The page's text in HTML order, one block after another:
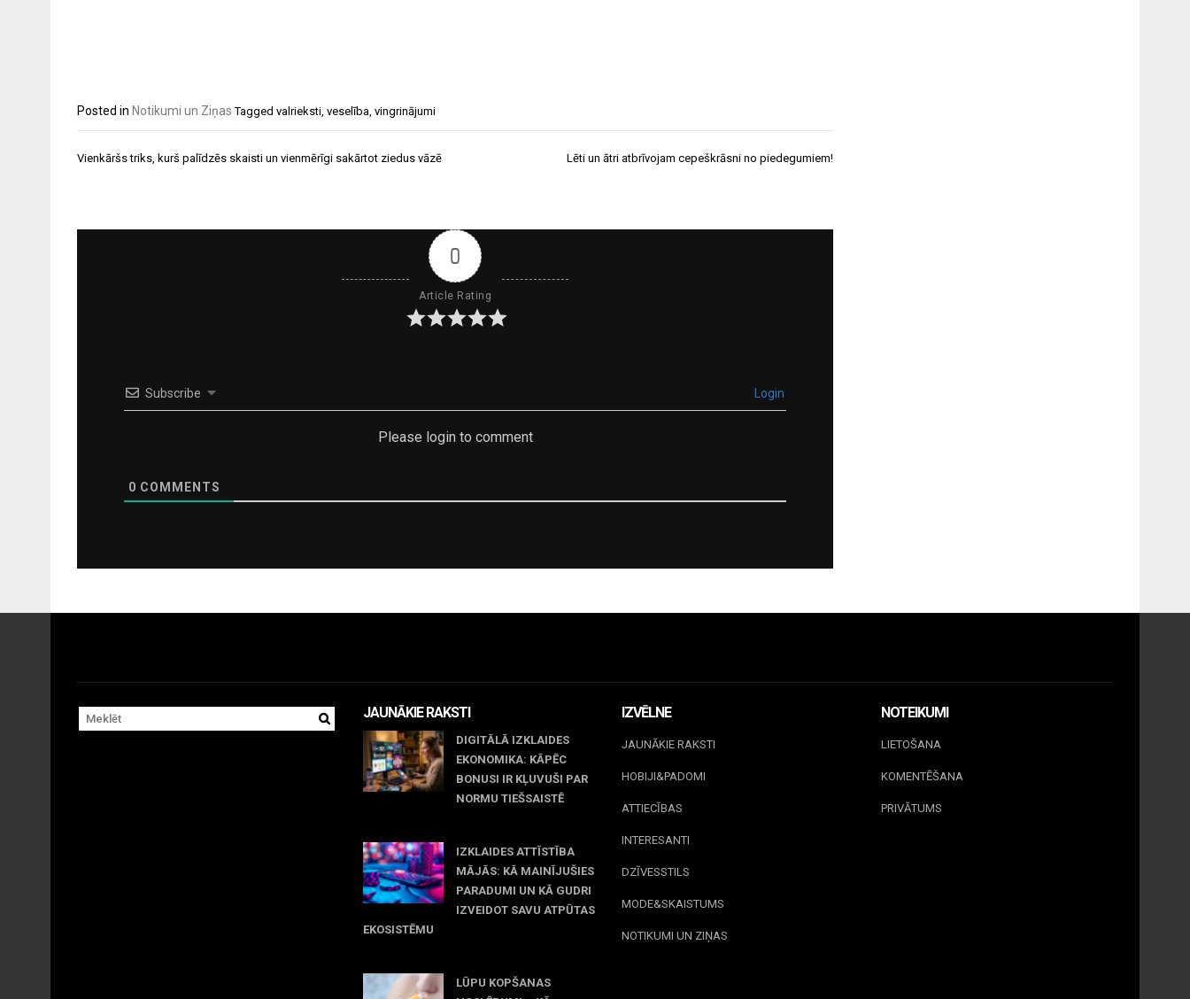
Posted in Notikumi un Ziņas Tagged valrieksti, veselība, vingrinājumi
Ziņu
Vienkāršs triks, kurš palīdzēs skaisti un vienmērīgi sakārtot ziedus vāzē Lēti un ātri atbrīvojam cepeškrāsni no piedegumiem!
0
Article Rating
Subscribe Login
Please login to comment
0 COMMENTS
JAUNĀKIE RAKSTI
DIGITĀLĀ IZKLAIDES
EKONOMIKA: KĀPĒC
BONUSI IR KĻUVUŠI PAR
NORMU TIEŠSAISTĒ
IZKLAIDES ATTĪSTĪBA
MĀJĀS: KĀ MAINĪJUŠIES
PARADUMI UN KĀ GUDRI
IZVEIDOT SAVU ATPŪTAS
EKOSISTĒMU
LŪPU KOPŠANAS
IZVĒLNE
JAUNĀKIE RAKSTI
HOBIJI&PADOMI
ATTIECĪBAS
INTERESANTI
DZĪVESSTILS
MODE&SKAISTUMS
NOTIKUMI UN ZIŅAS
NOTEIKUMI
LIETOŠANA
KOMENTĒŠANA
PRIVĀTUMS